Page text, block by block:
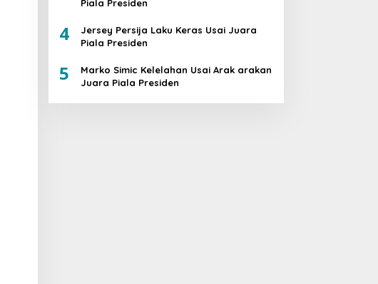
Piala Presiden
4
Jersey Persija Laku Keras Usai Juara
Piala Presiden
5
Marko Simic Kelelahan Usai Arak arakan
Juara Piala Presiden